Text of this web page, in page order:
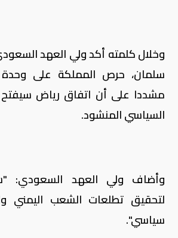
وخلال كلمته أكد ولي العهد
سلمان، حرص المملكة على وحدة
مشددا على أن اتفاق رياض سيفتح
السياسي المنشود.
وأضاف ولي العهد السعودي:
لتحقيق تطلعات الشعب اليمني
سياسي".